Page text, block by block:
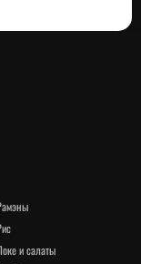
рамэны
рис
поке и салаты